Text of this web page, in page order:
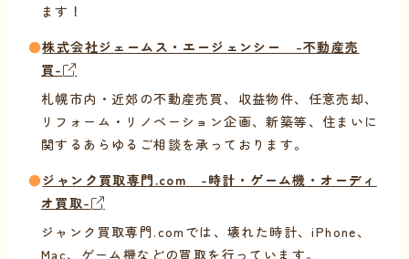
ます！
●株式会社ジェームス・エージェンシー -不動産売
買-
札幌市内・近郊の不動産売買、収益物件、任意売却、
リフォーム・リノベーション企画、新築等、住まいに
関するあらゆるご相談を承っております。
●ジャンク買取専門.com -時計・ゲーム機・オーディ
オ買取-
ジャンク買取専門.comでは、壊れた時計、iPhone、
Mac、ゲーム機などの買取を行っています。